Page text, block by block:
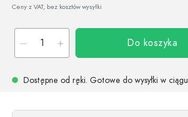
Ceny z VAT, bez kosztów wysyłki
Do koszyka
Dostępne od ręki. Gotowe do wysyłki w ciągu